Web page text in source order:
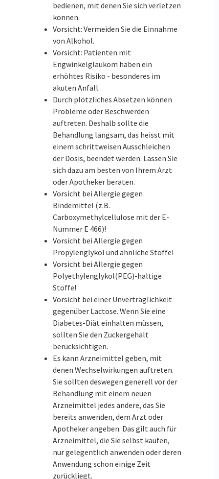
bedienen, mit denen Sie sich verletzen
können.
Vorsicht: Vermeiden Sie die Einnahme
von Alkohol.
Vorsicht: Patienten mit
Engwinkelglaukom haben ein
erhöhtes Risiko - besonderes im
akuten Anfall.
Durch plötzliches Absetzen können
Probleme oder Beschwerden
auftreten. Deshalb sollte die
Behandlung langsam, das heisst mit
einem schrittweisen Ausschleichen
der Dosis, beendet werden. Lassen Sie
sich dazu am besten von Ihrem Arzt
oder Apotheker beraten.
Vorsicht bei Allergie gegen
Bindemittel (z.B.
Carboxymethylcellulose mit der E-
Nummer E 466)!
Vorsicht bei Allergie gegen
Propylenglykol und ähnliche Stoffe!
Vorsicht bei Allergie gegen
Polyethylenglykol(PEG)-haltige
Stoffe!
Vorsicht bei einer Unverträglichkeit
gegenüber Lactose. Wenn Sie eine
Diabetes-Diät einhalten müssen,
sollten Sie den Zuckergehalt
berücksichtigen.
Es kann Arzneimittel geben, mit
denen Wechselwirkungen auftreten.
Sie sollten deswegen generell vor der
Behandlung mit einem neuen
Arzneimittel jedes andere, das Sie
bereits anwenden, dem Arzt oder
Apotheker angeben. Das gilt auch für
Arzneimittel, die Sie selbst kaufen,
nur gelegentlich anwenden oder deren
Anwendung schon einige Zeit
zurückliegt.